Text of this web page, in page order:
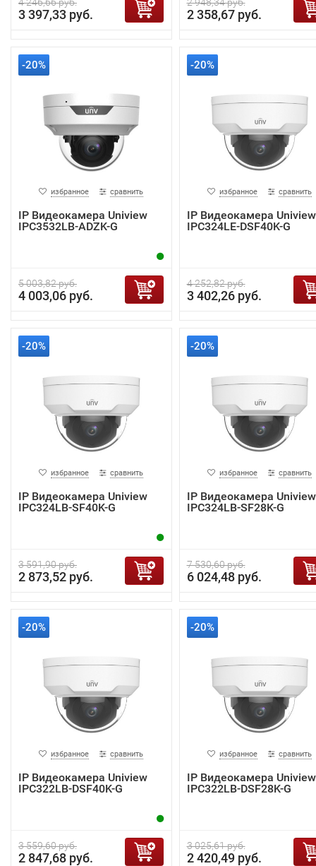
3 397,33 руб. 2 358,67 руб.
-20%
избранное сравнить
IP Видеокамера Uniview
IPC3532LB-ADZK-G
5 003,82 руб.
4 003,06 руб.
-20%
избранное сравнить
IP Видеокамера Uniview
IPC324LE-DSF40K-G
4 252,82 руб.
3 402,26 руб.
-20%
избранное сравнить
IP Видеокамера Uniview
IPC324LB-SF40K-G
3 591,90 руб.
2 873,52 руб.
-20%
избранное сравнить
IP Видеокамера Uniview
IPC324LB-SF28K-G
7 530,60 руб.
6 024,48 руб.
-20%
избранное сравнить
IP Видеокамера Uniview
IPC322LB-DSF40K-G
3 559,60 руб.
2 847,68 руб.
-20%
избранное сравнить
IP Видеокамера Uniview
IPC322LB-DSF28K-G
3 025,61 руб.
2 420,49 руб.